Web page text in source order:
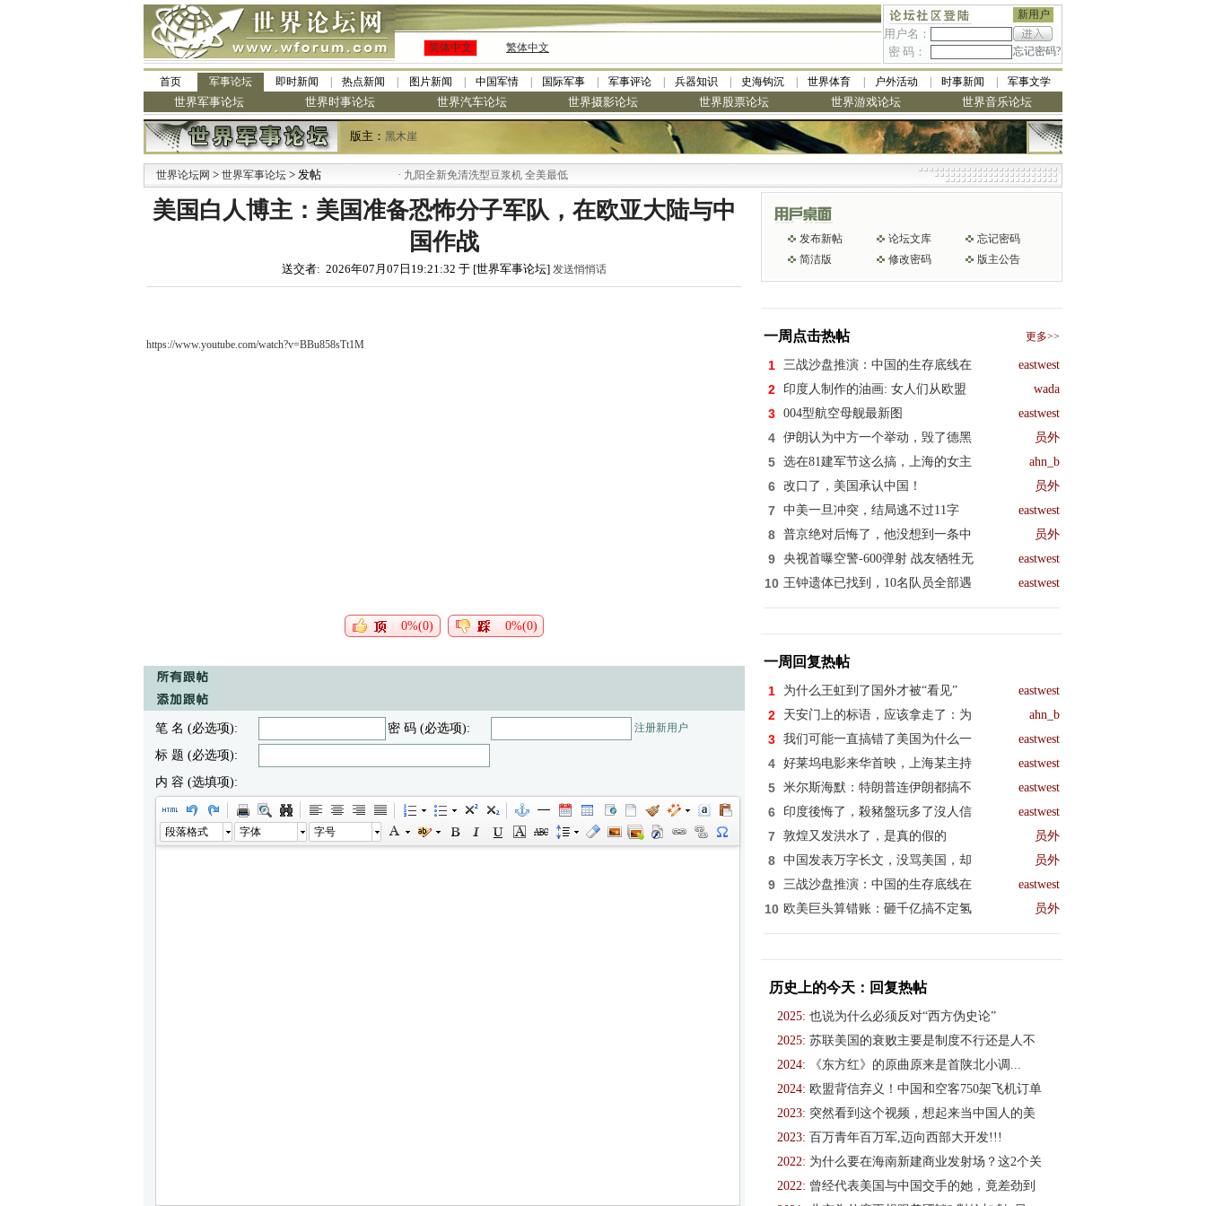
新用户
用户名：
密 码：
忘记密码?
简体中文 繁体中文
首页 军事论坛 即时新闻 热点新闻 图片新闻 中国军情 国际军事 军事评论 兵器知识 史海钩沉 世界体育 户外活动 时事新闻 军事文学
世界军事论坛 世界时事论坛 世界汽车论坛 世界摄影论坛 世界股票论坛 世界游戏论坛 世界音乐论坛
版主： 黑木崖
世界论坛网 > 世界军事论坛 > 发帖 九阳全新免清洗型豆浆机 全美最低
美国白人博主：美国准备恐怖分子军队，在欧亚大陆与中
国作战
送交者: 2026年07月07日19:21:32 于 [世界军事论坛] 发送悄悄话
https://www.youtube.com/watch?v=BBu858sTt1M
0%(0) 0%(0)
笔 名 (必选项): 密 码 (必选项): 注册新用户
标 题 (必选项):
内 容 (选填项):
段落格式 字体 字号
发布新帖 论坛文库
忘记密码
简洁版
修改密码 版主公告
一周点击热帖 更多>>
1 三战沙盘推演：中国的生存底线在 eastwest
2 印度人制作的油画: 女人们从欧盟 wada
3 004型航空母舰最新图 eastwest
4 伊朗认为中方一个举动，毁了德黑 员外
5 选在81建军节这么搞，上海的女主 ahn_b
6 改口了，美国承认中国！ 员外
7 中美一旦冲突，结局逃不过11字 eastwest
8 普京绝对后悔了，他没想到一条中 员外
9 央视首曝空警-600弹射 战友牺牲无 eastwest
10 王钟遗体已找到，10名队员全部遇 eastwest
一周回复热帖
1 为什么王虹到了国外才被“看见” eastwest
2 天安门上的标语，应该拿走了：为 ahn_b
3 我们可能一直搞错了美国为什么一 eastwest
4 好莱坞电影来华首映，上海某主持 eastwest
5 米尔斯海默：特朗普连伊朗都搞不 eastwest
6 印度後悔了，殺豬盤玩多了沒人信 eastwest
7 敦煌又发洪水了，是真的假的 员外
8 中国发表万字长文，没骂美国，却 员外
9 三战沙盘推演：中国的生存底线在 eastwest
10 欧美巨头算错账：砸千亿搞不定氢 员外
历史上的今天：回复热帖
2025: 也说为什么必须反对“西方伪史论”
2025: 苏联美国的衰败主要是制度不行还是人不
2024:
《东方红》的原曲原来是首陕北小调...
2024: 欧盟背信弃义！中国和空客750架飞机订单
2023: 突然看到这个视频，想起来当中国人的美
2023: 百万青年百万军,迈向西部大开发!!!
2022: 为什么要在海南新建商业发射场？这2个关
2022: 曾经代表美国与中国交手的她，竟差劲到